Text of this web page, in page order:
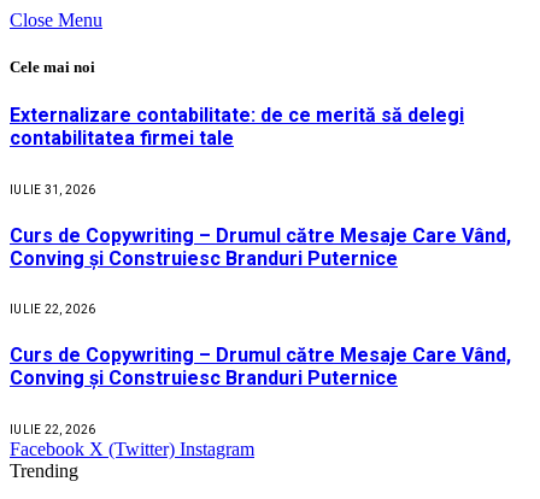
Close Menu
Cele mai noi
Externalizare contabilitate: de ce merită să delegi
contabilitatea firmei tale
IULIE 31, 2026
Curs de Copywriting – Drumul către Mesaje Care Vând,
Conving și Construiesc Branduri Puternice
IULIE 22, 2026
Curs de Copywriting – Drumul către Mesaje Care Vând,
Conving și Construiesc Branduri Puternice
IULIE 22, 2026
Facebook X (Twitter) Instagram
Trending